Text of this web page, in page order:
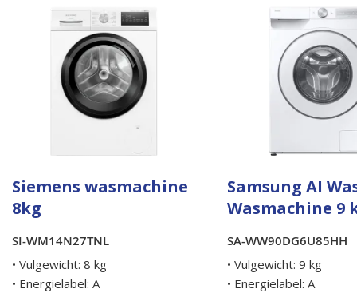
Siemens wasmachine
8kg
SI-WM14N27TNL
• Vulgewicht: 8 kg
• Energielabel: A
Samsung AI
Wasmachine 9
SA-WW90DG6U85HH
• Vulgewicht: 9 kg
• Energielabel: A